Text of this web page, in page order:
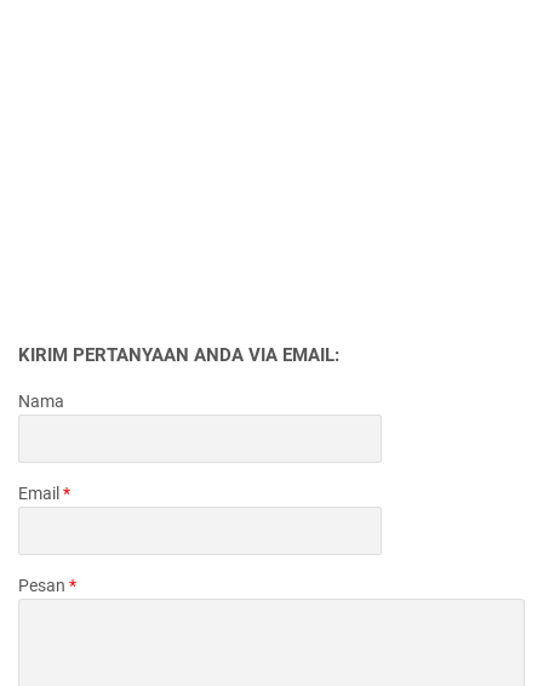
KIRIM PERTANYAAN ANDA VIA EMAIL:
Nama
Email *
Pesan *